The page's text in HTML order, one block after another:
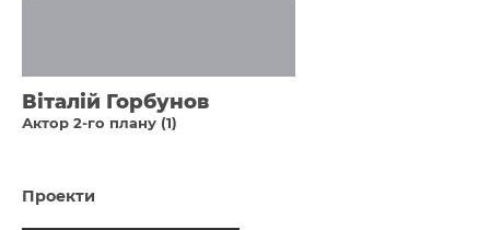
Віталій Горбунов
Актор 2-го плану (1)
Проекти